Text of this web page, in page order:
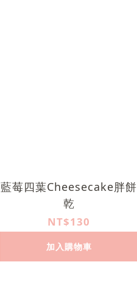
藍莓四葉Cheesecake胖餅
乾
NT$130
加入購物車